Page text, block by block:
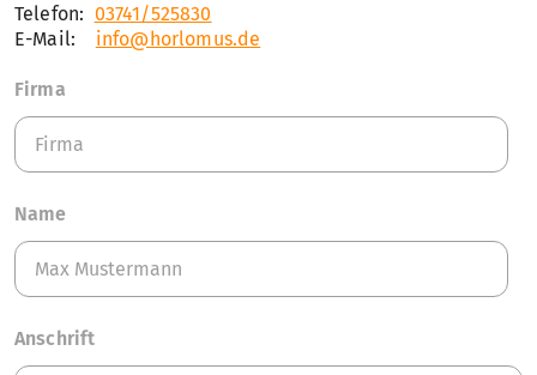
Telefon: 03741/525830
E-Mail: info@horlomus.de
Firma
Name
Anschrift